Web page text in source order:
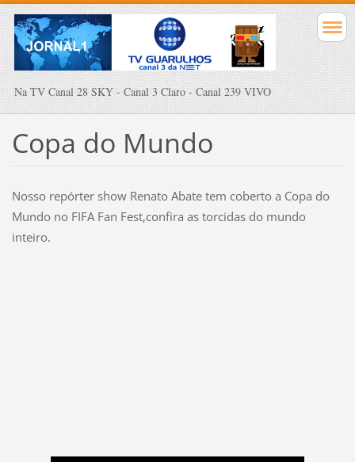
Na TV Canal 28 SKY - Canal 3 Claro - Canal 239 VIVO
Copa do Mundo
Nosso repórter show Renato Abate tem coberto a Copa do
Mundo no FIFA Fan Fest,confira as torcidas do mundo
inteiro.